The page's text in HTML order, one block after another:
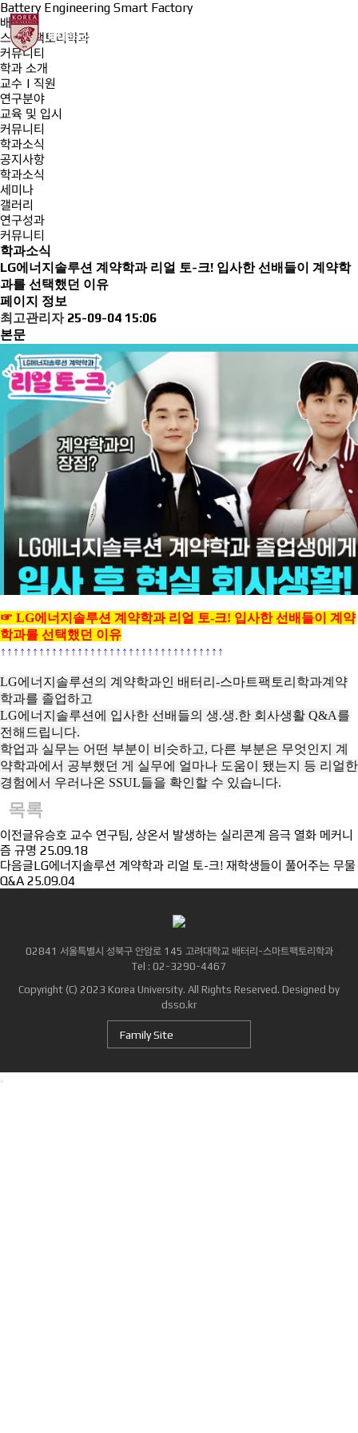
Battery Engineering Smart Factory
배터리-
스마트팩토리학과
커뮤니티
학과 소개
교수 | 직원
연구분야
교육 및 입시
커뮤니티
학과소식
공지사항
학과소식
세미나
갤러리
연구성과
커뮤니티
학과소식
LG에너지솔루션 계약학과 리얼 토-크! 입사한 선배들이 계약학
과를 선택했던 이유
페이지 정보
최고관리자 25-09-04 15:06
본문
☞ LG에너지솔루션 계약학과 리얼 토-크! 입사한 선배들이 계약
학과를 선택했던 이유
↑↑↑↑↑↑↑↑↑↑↑↑↑↑↑↑↑ ↑↑↑↑↑↑↑↑↑↑↑↑↑↑↑↑↑ ↑
LG에너지솔루션의 계약학과인 배터리-스마트팩토리학과계약
학과를 졸업하고
LG에너지솔루션에 입사한 선배들의 생.생.한 회사생활 Q&A를
전해드립니다.
학업과 실무는 어떤 부분이 비슷하고, 다른 부분은 무엇인지 계
약학과에서 공부했던 게 실무에 얼마나 도움이 됐는지 등 리얼한
경험에서 우러나온 SSUL들을 확인할 수 있습니다.
목록
이전글유승호 교수 연구팀, 상온서 발생하는 실리콘계 음극 열화 메커니
즘 규명 25.09.18
다음글LG에너지솔루션 계약학과 리얼 토-크! 재학생들이 풀어주는 무물
Q&A 25.09.04
02841 서울특별시 성북구 안암로 145 고려대학교 배터리-스마트팩토리학과
Tel : 02-3290-4467
Copyright (C) 2023 Korea University. All Rights Reserved. Designed by
dsso.kr
Family Site